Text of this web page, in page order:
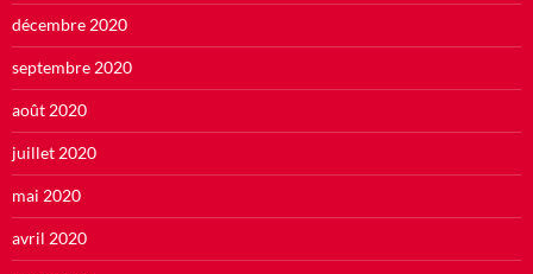
décembre 2020
septembre 2020
août 2020
juillet 2020
mai 2020
avril 2020